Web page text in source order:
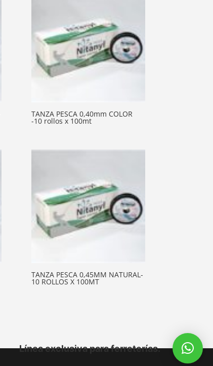
TANZA PESCA 0,40mm COLOR
-10 rollos x 100mt
TANZA PESCA 0,45MM NATURAL-
10 ROLLOS X 100MT
Línea exclusiva para ferreterías.